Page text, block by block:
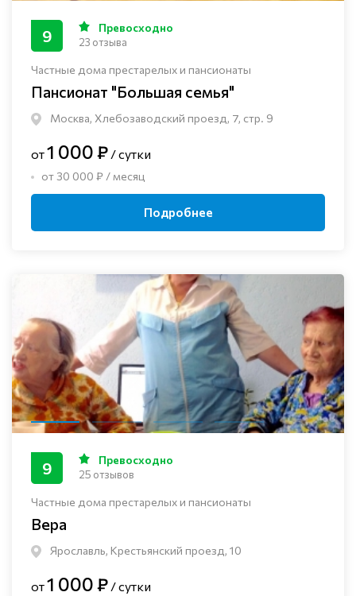
Частные дома престарелых и пансионаты
Пансионат "Большая семья"
Москва, Хлебозаводский проезд, 7, стр. 9
9 Превосходно
23 отзыва
от1 000 ₽ / сутки
от 30 000 ₽ / месяц
Подробнее
Частные дома престарелых и пансионаты
Вера
Ярославль, Крестьянский проезд, 10
9 Превосходно
25 отзывов
от1 000 ₽ / сутки